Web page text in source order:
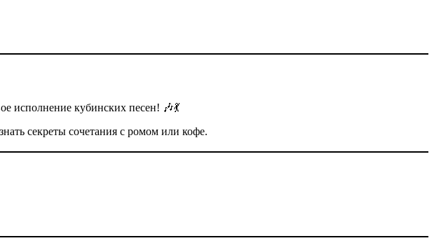
исполнение кубинских песен! 🎶💃
секреты сочетания с ромом или кофе.